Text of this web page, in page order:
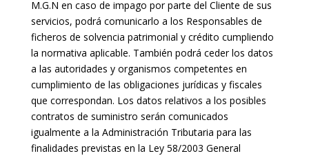
M.G.N en caso de impago por parte del Cliente de sus
servicios, podrá comunicarlo a los Responsables de
ficheros de solvencia patrimonial y crédito cumpliendo
la normativa aplicable. También podrá ceder los datos
a las autoridades y organismos competentes en
cumplimiento de las obligaciones jurídicas y fiscales
que correspondan. Los datos relativos a los posibles
contratos de suministro serán comunicados
igualmente a la Administración Tributaria para las
finalidades previstas en la Ley 58/2003 General